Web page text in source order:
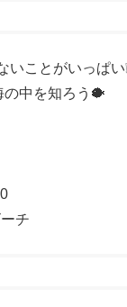
ことがいっぱい
の中を知ろう🐡
チ